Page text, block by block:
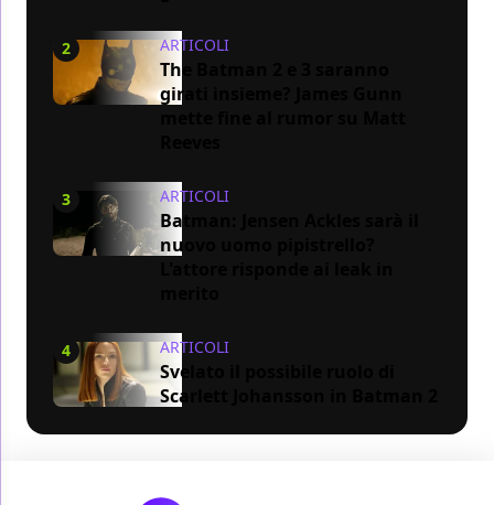
2 ARTICOLI
The Batman 2 e 3 saranno
girati insieme? James Gunn
3 ARTICOLI
Batman: Jensen Ackles sarà il
nuovo uomo pipistrello?
4 ARTICOLI
Svelato il possibile ruolo di
Scarlett Johansson in Batman 2